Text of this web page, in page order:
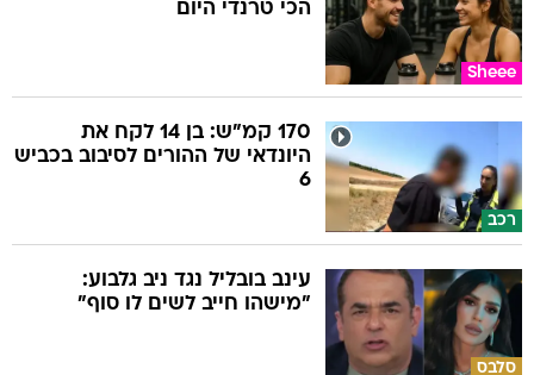
Sheee
הכי טרנדי היום
רכב
170 קמ"ש: בן 14 לקח את
היונדאי של ההורים לסיבוב בכביש
6
סלבס
עינב בובליל נגד ניב גלבוע:
"מישהו חייב לשים לו סוף"